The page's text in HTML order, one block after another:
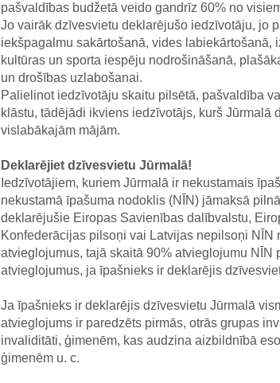
pašvaldības budžetā veido gandrīz 60% no
Jo vairāk dzīvesvietu deklarējušo iedzīvotāju, jo
iekšpagalmu sakārtošanā, vides
kultūras un sporta iespēju nodrošināšanā,
un drošības uzlabošanai.
Palielinot iedzīvotāju skaitu pilsētā, pašvaldība
klāstu, tādējādi ikviens iedzīvotājs, kurš
vislabākajām mājām.
Deklarējiet dzīvesvietu Jūrmalā!
Iedzīvotājiem, kuriem Jūrmalā ir nekustamais
nekustamā īpašuma nodoklis (NĪN) jāmaksā
deklarējušie Eiropas Savienības dalībvalstu,
Konfederācijas pilsoņi vai Latvijas nepilsoņi
atvieglojumus, tajā skaitā 90% atvieglojumu NĪN
atvieglojumus, ja īpašnieks ir deklarējis
Ja īpašnieks ir deklarējis dzīvesvietu Jūrmalā
atvieglojums ir paredzēts pirmās, otrās grupas
invaliditāti, ģimenēm, kas audzina aizbildnībā
ģimenēm u. c.